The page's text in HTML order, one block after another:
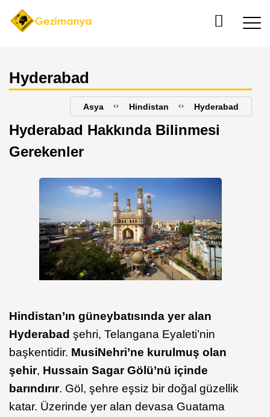
Hyderabad
Asya Hindistan Hyderabad
Hyderabad Hakkında Bilinmesi
Gerekenler
Hindistan’ın güneybatısında yer alan
Hyderabad şehri, Telangana Eyaleti’nin
başkentidir. MusiNehri’ne kurulmuş olan
şehir, Hussain Sagar Gölü’nü içinde
barındırır. Göl, şehre eşsiz bir doğal güzellik
katar. Üzerinde yer alan devasa Guatama